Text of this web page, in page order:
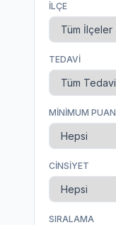
İLÇE
TEDAVI
MINIMUM PUAN
CINSIYET
SIRALAMA